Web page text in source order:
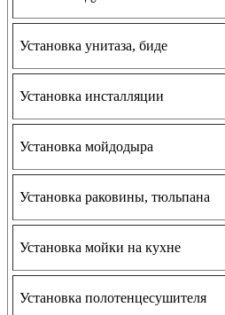
Установка унитаза, биде
Установка инсталляции
Установка мойдодыра
Установка раковины, тюльпана
Установка мойки на кухне
Установка полотенцесушителя